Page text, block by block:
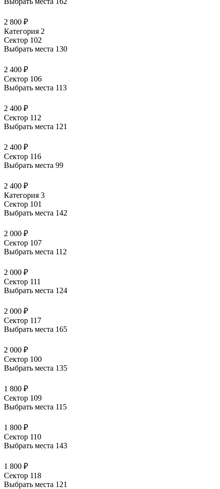
2 800 ₽
Категория 2
Сектор 102
Выбрать места 130
2 400 ₽
Сектор 106
Выбрать места 113
2 400 ₽
Сектор 112
Выбрать места 121
2 400 ₽
Сектор 116
Выбрать места 99
2 400 ₽
Категория 3
Сектор 101
Выбрать места 142
2 000 ₽
Сектор 107
Выбрать места 112
2 000 ₽
Сектор 111
Выбрать места 124
2 000 ₽
Сектор 117
Выбрать места 165
2 000 ₽
Сектор 100
Выбрать места 135
1 800 ₽
Сектор 109
Выбрать места 115
1 800 ₽
Сектор 110
Выбрать места 143
1 800 ₽
Сектор 118
Выбрать места 121